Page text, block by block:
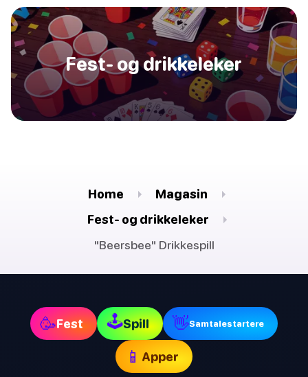
Fest- og drikkeleker
Home
Magasin
Fest- og drikkeleker
"Beersbee" Drikkespill
🥳Fest 🕹Spill 👋Samtalestartere
📱 Apper